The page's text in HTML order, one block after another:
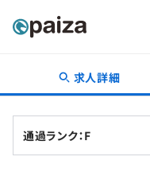
転職・キャリア
新卒就活
求人詳細
通過ランク：F